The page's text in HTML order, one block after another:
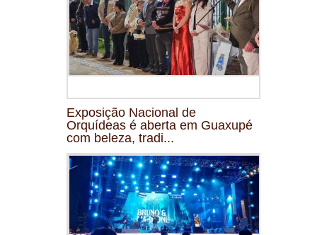
Exposição Nacional de
Orquídeas é aberta em Guaxupé
com beleza, tradi...